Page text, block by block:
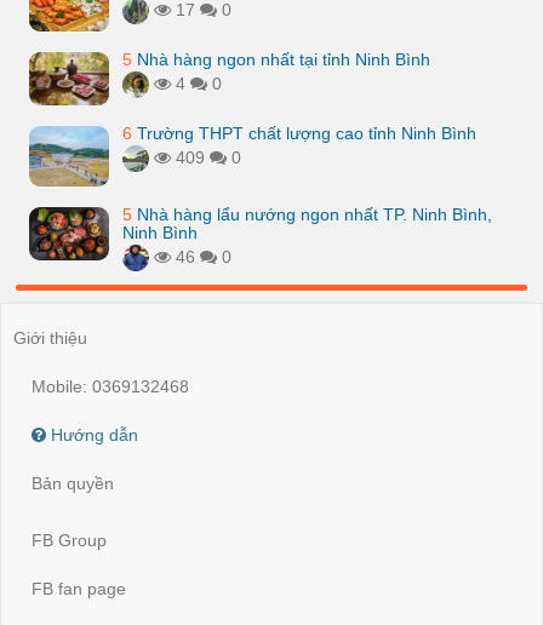
17
0
5 Nhà hàng ngon nhất tại tỉnh Ninh Bình
4
0
6 Trường THPT chất lượng cao tỉnh Ninh Bình
409
0
5 Nhà hàng lẩu nướng ngon nhất TP. Ninh Bình,
Ninh Bình
46
0
Giới thiệu
Mobile: 0369132468
Hướng dẫn
Bản quyền
FB Group
FB fan page